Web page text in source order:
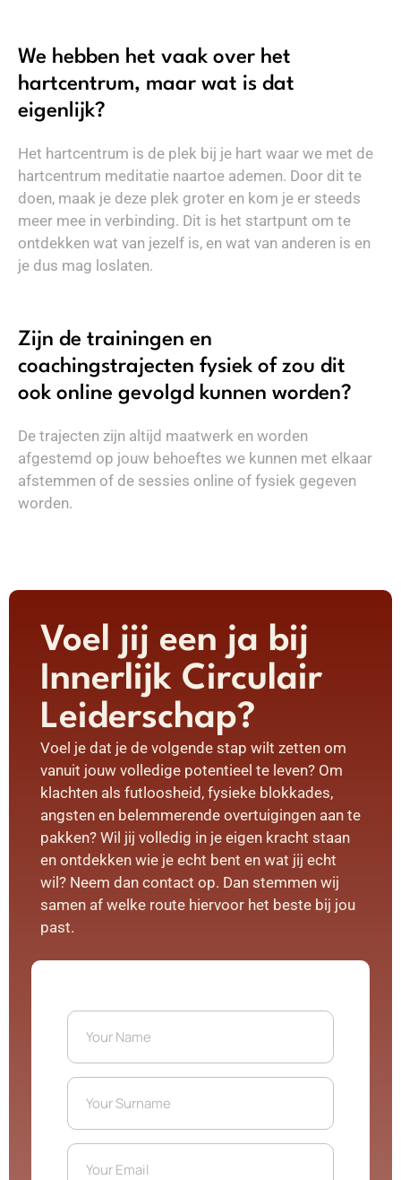
We hebben het vaak over het
hartcentrum, maar wat is dat
eigenlijk?
Het hartcentrum is de plek bij je hart waar we met de
hartcentrum meditatie naartoe ademen. Door dit te
doen, maak je deze plek groter en kom je er steeds
meer mee in verbinding. Dit is het startpunt om te
ontdekken wat van jezelf is, en wat van anderen is en
je dus mag loslaten.
Zijn de trainingen en
coachingstrajecten fysiek of zou dit
ook online gevolgd kunnen worden?
De trajecten zijn altijd maatwerk en worden
afgestemd op jouw behoeftes we kunnen met elkaar
afstemmen of de sessies online of fysiek gegeven
worden.
Voel jij een ja bij
Innerlijk Circulair
Leiderschap?
Voel je dat je de volgende stap wilt zetten om
vanuit jouw volledige potentieel te leven? Om
klachten als futloosheid, fysieke blokkades,
angsten en belemmerende overtuigingen aan te
pakken? Wil jij volledig in je eigen kracht staan
en ontdekken wie je echt bent en wat jij echt
wil? Neem dan contact op. Dan stemmen wij
samen af welke route hiervoor het beste bij jou
past.